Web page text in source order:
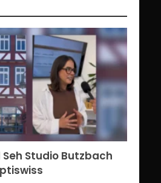
Seh Studio Butzbach